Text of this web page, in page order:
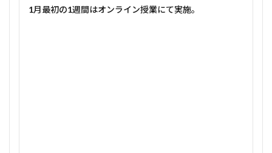
コロ
ナの
1月最初の1週間はオンライン授業にて実施。